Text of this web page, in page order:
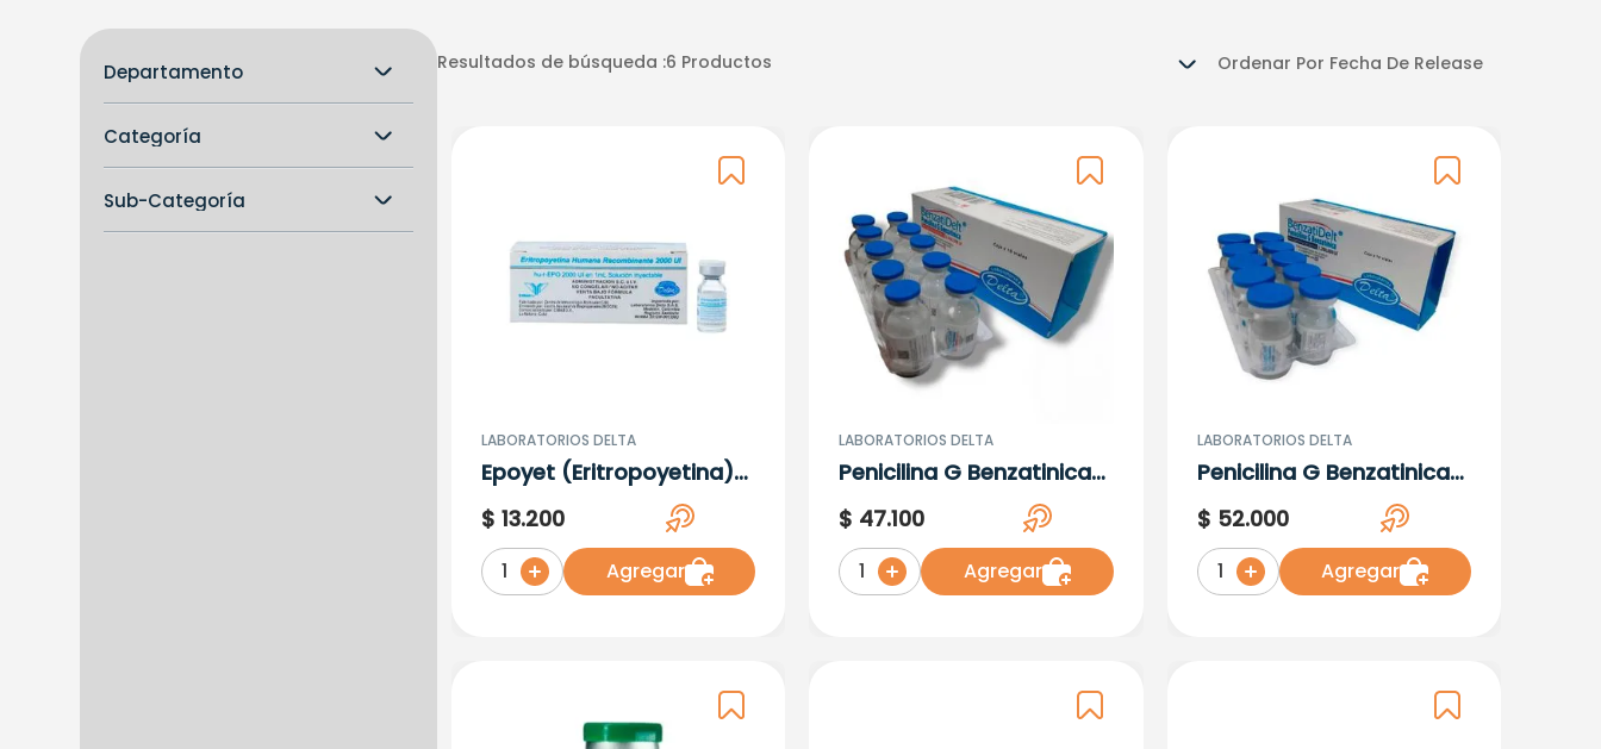
Departamento
Categoría
Sub-Categoría
Resultados de búsqueda :6 Productos Ordenar Por Fecha De Release
LABORATORIOS DELTA
Epoyet (Eritropoyetina)
2000 Ui 1ml
$ 13.200
1 Agregar
LABORATORIOS DELTA
Penicilina G Benzatinica
2.400.000 U.I. Caja X 10
Viales
$ 47.100
1 Agregar
LABORATORIOS DELTA
Penicilina G Benzatinica
1.200.000 U.I. Caja X 10
Viales
$ 52.000
1 Agregar